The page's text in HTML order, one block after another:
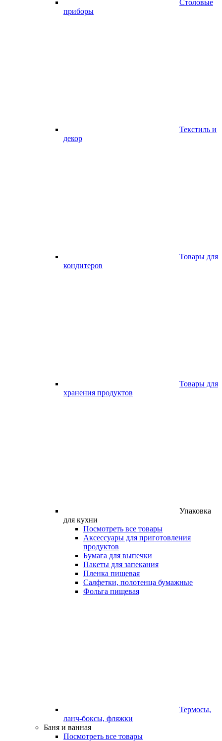
Столовые
приборы
Текстиль и
декор
Товары для
кондитеров
Товары для
хранения продуктов
Упаковка
для кухни
Посмотреть все товары
Аксессуары для приготовления
продуктов
Бумага для выпечки
Пакеты для запекания
Пленка пищевая
Салфетки, полотенца бумажные
Фольга пищевая
Термосы,
ланч-боксы, фляжки
Баня и ванная
Посмотреть все товары